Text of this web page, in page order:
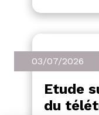
03/07/2026
Etude
du